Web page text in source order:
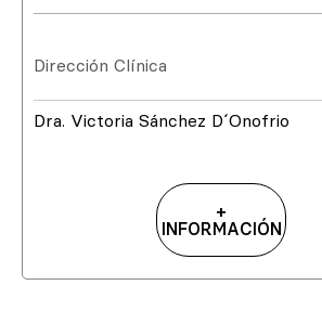
Dirección Clínica
Dra. Victoria Sánchez D´Onofrio
+
INFORMACIÓN